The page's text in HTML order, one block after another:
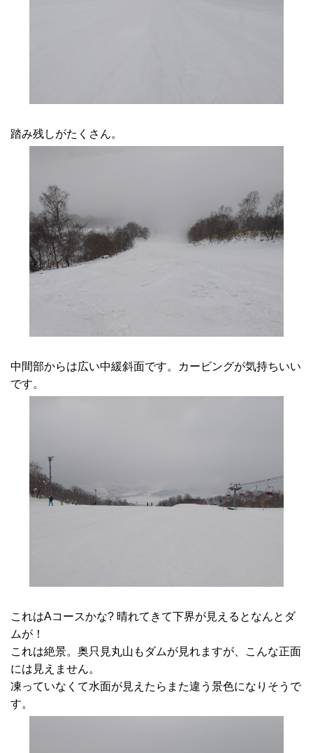
踏み残しがたくさん。
中間部からは広い中緩斜面です。カービングが気持ちいい
です。
これはAコースかな? 晴れてきて下界が見えるとなんとダ
ムが！
これは絶景。奥只見丸山もダムが見れますが、こんな正面
には見えません。
凍っていなくて水面が見えたらまた違う景色になりそうで
す。